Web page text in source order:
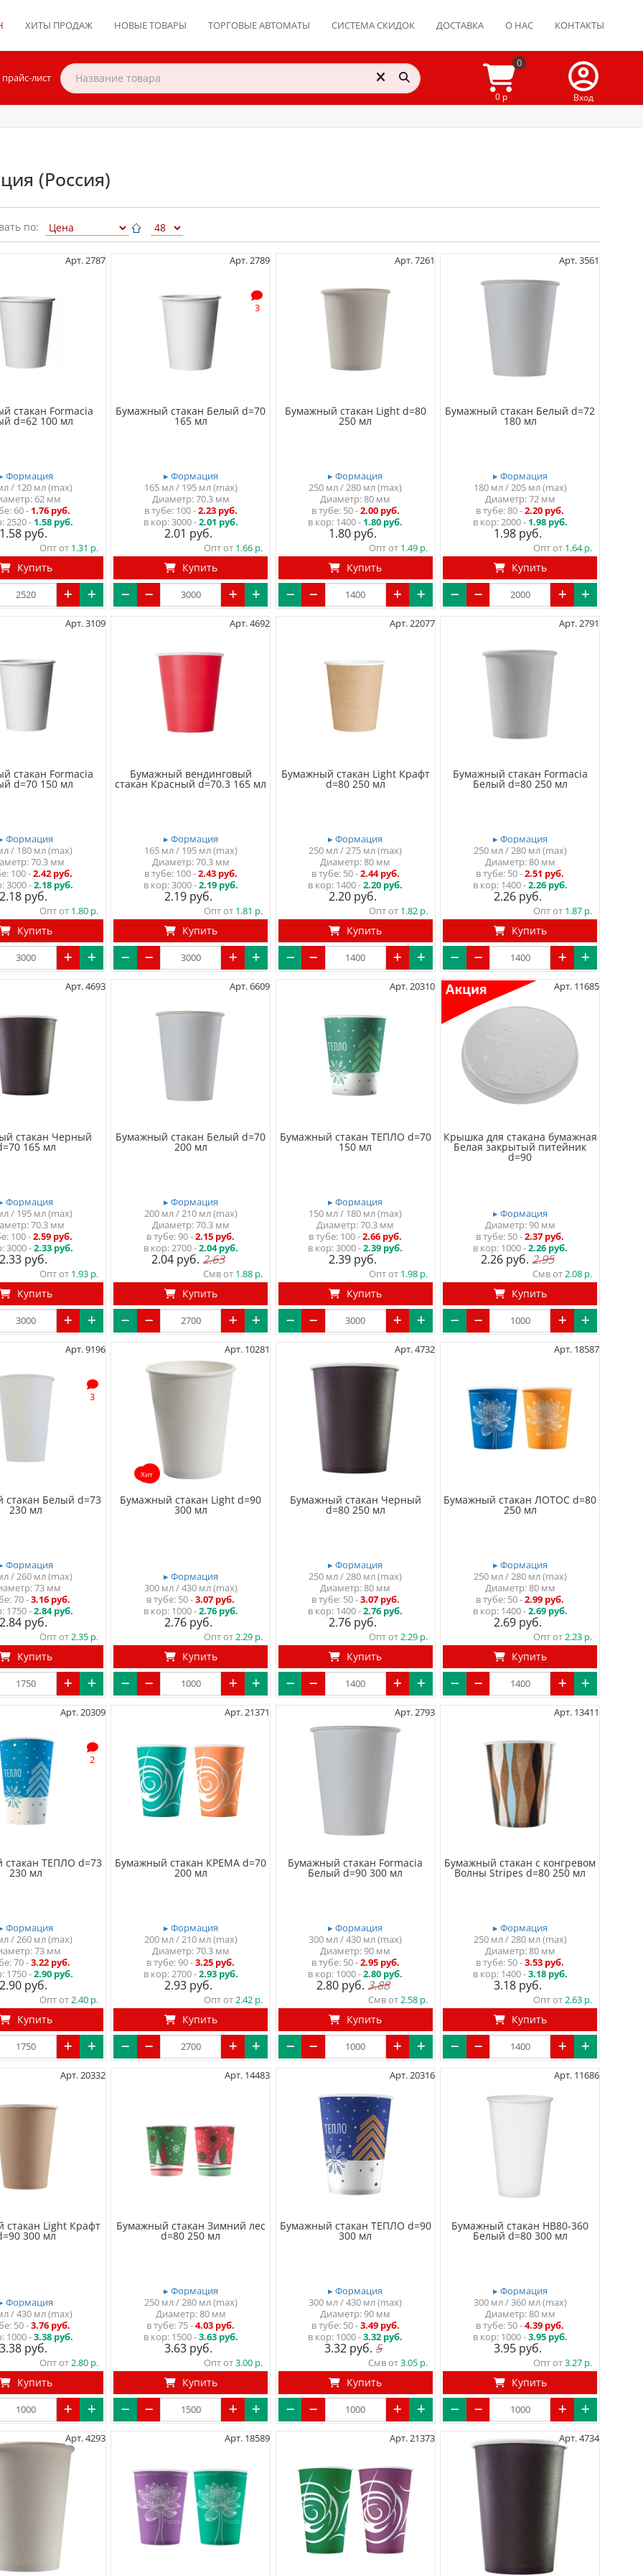
ХИТЫ ПРОДАЖ НОВЫЕ ТОВАРЫ ТОРГОВЫЕ АВТОМАТЫ СИСТЕМА СКИДОК ДОСТАВКА О НАС КОНТАКТЫ
лист
0
0 р
Вход
(Россия)
по:
Арт. 2787
стакан Formacia
d=62 100 мл
Формация
/ 120 мл (max)
62 мм
60- 1.76 руб.
2520 - 1.58 руб.
1.58
Опт от 1.31
Купить
Арт. 2789
3
Бумажный стакан Белый d=70
165 мл
▸ Формация
165 мл / 195 мл (max)
Диаметр: 70.3 мм
в тубе 100-2.23 руб.
в кор:3000 -2.01 руб.
2.01
Опт от 1.66
Купить
Арт. 7261
Бумажный стакан Light d=80
250 мл
▸ Формация
250 мл / 280 мл (max)
Диаметр: 80 мм
в тубе 50-2.00 руб.
в кор: 1400 - 1.80 руб.
1.80
Опт от 1.49
Купить
Арт. 3561
Бумажный стакан Белый d=72
180 мл
▸ Формация
180 мл / 205 мл (max)
Диаметр: 72 мм
в тубе 80-2.20 руб.
в кор:2000 - 1.98 руб.
1.98
Опт от 1.64
Купить
Арт. 3109
стакан Formacia
d=70 150 мл
Формация
/ 180 мл (max)
70.3 мм
100-2.42 руб.
3000 -2.18 руб.
2.18
Опт от 1.80
Купить
Арт. 4692
Бумажный вендинговый
стакан Красный d=70.3 165 мл
▸ Формация
165 мл / 195 мл (max)
Диаметр: 70.3 мм
в тубе 100-2.43 руб.
в кор:3000 -2.19 руб.
2.19
Опт от 1.81
Купить
Арт. 22077
Бумажный стакан Light Крафт
d=80 250 мл
▸ Формация
250 мл / 275 мл (max)
Диаметр: 80 мм
в тубе 50-2.44 руб.
в кор: 1400 -2.20 руб.
2.20
Опт от 1.82
Купить
Арт. 2791
Бумажный стакан Formacia
Белый d=80 250 мл
▸ Формация
250 мл / 280 мл (max)
Диаметр: 80 мм
в тубе 50-2.51 руб.
в кор: 1400 -2.26 руб.
2.26
Опт от 1.87
Купить
Арт. 4693
стакан Черный
165 мл
Формация
/ 195 мл (max)
70.3 мм
100-2.59 руб.
3000 -2.33 руб.
2.33
Опт от 1.93
Купить
Арт. 6609
Бумажный стакан Белый d=70
200 мл
▸ Формация
200 мл / 210 мл (max)
Диаметр: 70.3 мм
в тубе 90-2.15 руб.
в кор:2700 -2.04 руб.
2.04 2.63
Смв от 1.88
Купить
Арт. 20310
Бумажный стакан ТЕПЛО d=70
150 мл
▸ Формация
150 мл / 180 мл (max)
Диаметр: 70.3 мм
в тубе 100-2.66 руб.
в кор:3000 -2.39 руб.
2.39
Опт от 1.98
Купить
Арт. 11685
Крышка для стакана бумажная
Белая закрытый питейник
d=90
▸ Формация
Диаметр: 90 мм
в тубе 50-2.37 руб.
в кор: 1000 -2.26 руб.
2.26 2.95
Смв от2.08
Купить
Арт. 9196
3
стакан Белый d=73
230 мл
Формация
/ 260 мл (max)
73 мм
70-3.16 руб.
1750 -2.84 руб.
2.84
Опт от2.35
Купить
Арт. 10281
Хит
Бумажный стакан Light d=90
300 мл
▸ Формация
300 мл / 430 мл (max)
в тубе 50-3.07 руб.
в кор: 1000 -2.76 руб.
2.76
Опт от2.29
Купить
Арт. 4732
Бумажный стакан Черный
d=80 250 мл
▸ Формация
250 мл / 280 мл (max)
Диаметр: 80 мм
в тубе 50-3.07 руб.
в кор: 1400 -2.76 руб.
2.76
Опт от2.29
Купить
Арт. 18587
Бумажный стакан ЛОТОС d=80
250 мл
▸ Формация
250 мл / 280 мл (max)
Диаметр: 80 мм
в тубе 50-2.99 руб.
в кор: 1400 -2.69 руб.
2.69
Опт от2.23
Купить
Арт. 20309
2
ТЕПЛО d=73
230 мл
Формация
/ 260 мл (max)
73 мм
70-3.22 руб.
1750 -2.90 руб.
2.90
Опт от2.40
Купить
Арт. 21371
Бумажный стакан КРЕМА d=70
200 мл
▸ Формация
200 мл / 210 мл (max)
Диаметр: 70.3 мм
в тубе 90-3.25 руб.
в кор:2700 -2.93 руб.
2.93
Опт от2.42
Купить
Арт. 2793
Бумажный стакан Formacia
Белый d=90 300 мл
▸ Формация
300 мл / 430 мл (max)
Диаметр: 90 мм
в тубе 50-2.95 руб.
в кор: 1000 -2.80 руб.
2.80 3.88
Смв от2.58
Купить
Арт. 13411
Бумажный стакан с конгревом
Волны Stripes d=80 250 мл
▸ Формация
250 мл / 280 мл (max)
Диаметр: 80 мм
в тубе 50-3.53 руб.
в кор: 1400 -3.18 руб.
3.18
Опт от2.63
Купить
Арт. 20332
стакан Light Крафт
300 мл
Формация
/ 430 мл (max)
50-3.76 руб.
1000 -3.38 руб.
3.38
Опт от2.80
Купить
Арт. 14483
Бумажный стакан Зимний лес
d=80 250 мл
▸ Формация
250 мл / 280 мл (max)
Диаметр: 80 мм
в тубе 75-4.03 руб.
в кор: 1500 -3.63 руб.
3.63
Опт от3.00
Купить
Арт. 20316
Бумажный стакан ТЕПЛО d=90
300 мл
▸ Формация
300 мл / 430 мл (max)
Диаметр: 90 мм
в тубе 50-3.49 руб.
в кор: 1000 -3.32 руб.
3.32 5
Смв от3.05
Купить
Арт. 11686
Бумажный стакан HB80-360
Белый d=80 300 мл
▸ Формация
300 мл / 360 мл (max)
Диаметр: 80 мм
в тубе 50-4.39 руб.
в кор: 1000 -3.95 руб.
3.95
Опт от3.27
Купить
Арт. 4293 Арт. 18589 Арт. 21373 Арт. 4734